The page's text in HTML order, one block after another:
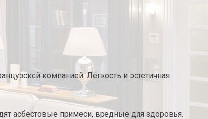
компанией. Лёгкость и эстетичная
асбестовые примеси, вредные для здоровья.